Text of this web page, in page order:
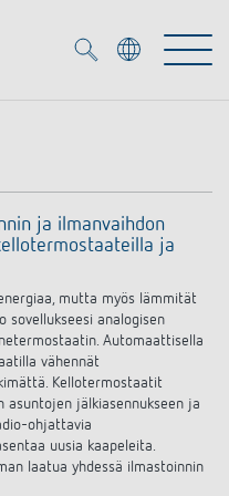
ja ilmanvaihdon
ja
mutta myös lämmität
sovellukseesi analogisen
Automaattisella
vähennät
Kellotermostaatit
asuntojen jälkiasennukseen ja
ohjattavia
uusia kaapeleita.
laatua yhdessä ilmastoinnin